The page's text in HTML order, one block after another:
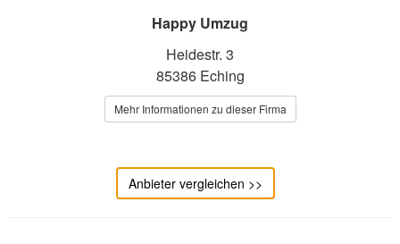
Happy Umzug
Heidestr. 3
85386 Eching
Mehr Informationen zu dieser Firma
Anbieter vergleichen >>